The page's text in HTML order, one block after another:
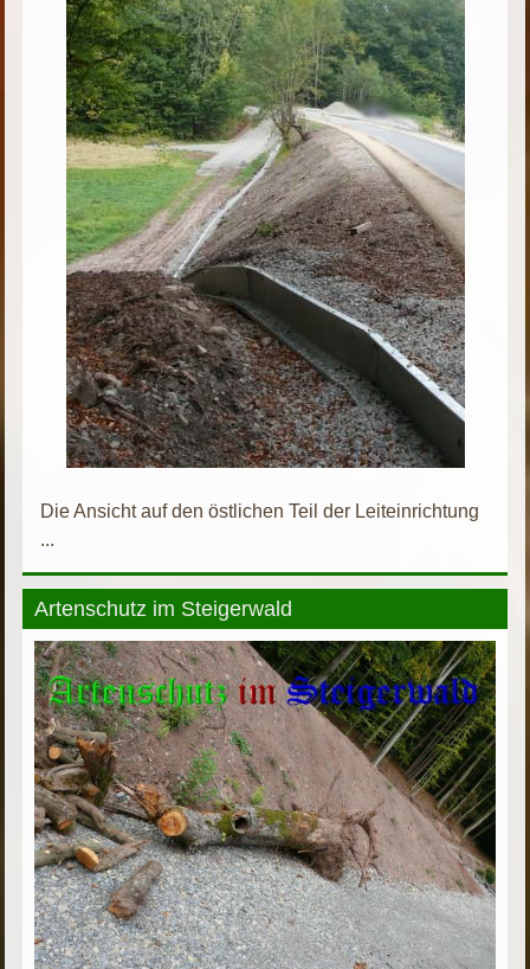
Die Ansicht auf den östlichen Teil der Leiteinrichtung
...
Artenschutz im Steigerwald